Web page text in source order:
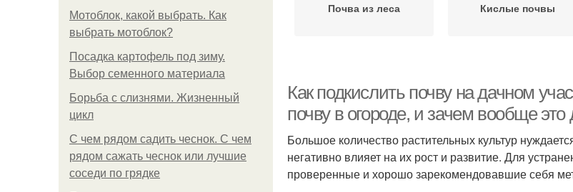
Мотоблок, какой выбрать. Как
выбрать мотоблок?
Посадка картофель под зиму.
Выбор семенного материала
Борьба с слизнями. Жизненный
цикл
С чем рядом садить чеснок. С чем
рядом сажать чеснок или лучшие
соседи по грядке
Почва из леса Кислые почвы
Как подкислить почву на дачном
почву в огороде, и зачем вообще это
Большое количество растительных культур
негативно влияет на их рост и развитие. Для
проверенные и хорошо зарекомендовавшие себя